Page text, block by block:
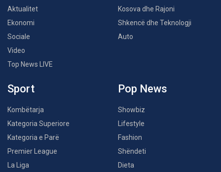
Aktualitet
Ekonomi
Sociale
Video
Top News LIVE
Kosova dhe Rajoni
Shkencë dhe Teknologji
Auto
Sport
Kombëtarja
Kategoria Superiore
Kategoria e Parë
Premier League
La Liga
Pop News
Showbiz
Lifestyle
Fashion
Shëndeti
Dieta